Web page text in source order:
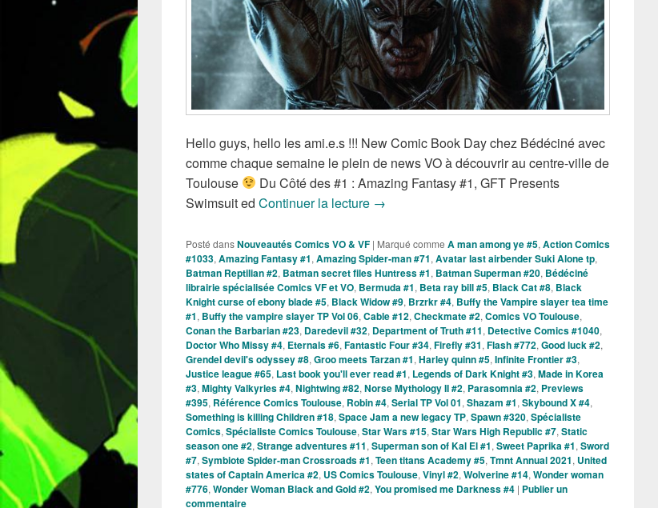
Hello guys, hello les ami.e.s !!! New Comic Book Day chez Bédéciné avec
comme chaque semaine le plein de news VO à découvrir au centre-ville de
Toulouse
Du Côté des #1 : Amazing Fantasy #1, GFT Presents
Swimsuit ed Continuer la lecture Sorties des Comics VO de la Semaine du 28 Juillet
→
Posté dansNouveautés Comics VO & VF | Marqué comme A man among ye #5, Action Comics
#1033, Amazing Fantasy #1, Amazing Spider-man #71, Avatar last airbender Suki Alone tp,
Batman Reptilian #2, Batman secret files Huntress #1, Batman Superman #20, Bédéciné
librairie spécialisée Comics VF et VO, Bermuda #1, Beta ray bill #5, Black Cat #8, Black
Knight curse of ebony blade #5, Black Widow #9, Brzrkr #4, Buffy the Vampire slayer tea time
#1, Buffy the vampire slayer TP Vol 06, Cable #12, Checkmate #2, Comics VO Toulouse,
Conan the Barbarian #23, Daredevil #32, Department of Truth #11, Detective Comics #1040,
Doctor Who Missy #4, Eternals #6, Fantastic Four #34, Firefly #31, Flash #772, Good luck #2,
Grendel devil's odyssey #8, Groo meets Tarzan #1, Harley quinn #5, Infinite Frontier #3,
Justice league #65, Last book you'll ever read #1, Legends of Dark Knight #3, Made in Korea
#3, Mighty Valkyries #4, Nightwing #82, Norse Mythology II #2, Parasomnia #2, Previews
#395, Référence Comics Toulouse, Robin #4, Serial TP Vol 01, Shazam #1, Skybound X #4,
Something is killing Children #18, Space Jam a new legacy TP, Spawn #320, Spécialiste
Comics, Spécialiste Comics Toulouse, Star Wars #15, Star Wars High Republic #7, Static
season one #2, Strange adventures #11, Superman son of Kal El #1, Sweet Paprika #1, Sword
#7, Symbiote Spider-man Crossroads #1, Teen titans Academy #5, Tmnt Annual 2021, United
states of Captain America #2, US Comics Toulouse, Vinyl #2, Wolverine #14, Wonder woman
#776, Wonder Woman Black and Gold #2, You promised me Darkness #4 | Publier un
commentaire